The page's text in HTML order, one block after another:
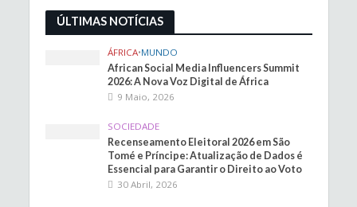
ÚLTIMAS NOTÍCIAS
ÁFRICA•MUNDO
African Social Media Influencers Summit
2026: A Nova Voz Digital de África
9 Maio, 2026
SOCIEDADE
Recenseamento Eleitoral 2026 em São
Tomé e Príncipe: Atualização de Dados é
Essencial para Garantir o Direito ao Voto
30 Abril, 2026